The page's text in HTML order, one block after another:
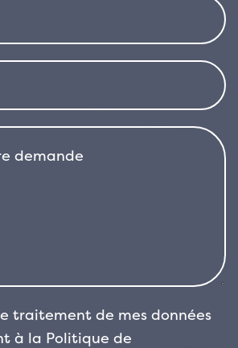
que pour la création de
grâce à sa facilité de mise en
Tolérante à la taille, elle
bien aux interventions de
mise en forme.
Osmanthus ×
les emplacements
ombragés et s’adapte à
tolérance à la pollution
Une fois bien établi, il tolère
périodes de sécheresse. Pour
d’élégance, de structure
traitement de mes données
à la Politique de